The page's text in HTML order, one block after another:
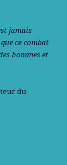
jamais
ce combat
hommes et
du